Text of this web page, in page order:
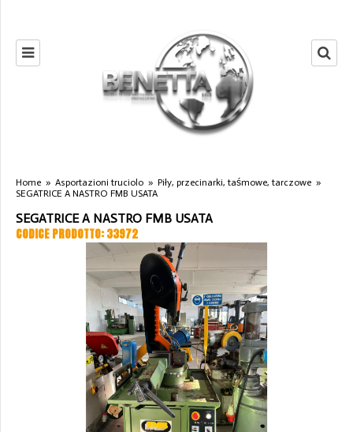
Home » Asportazioni truciolo » Piły, przecinarki, taśmowe, tarczowe »
SEGATRICE A NASTRO FMB USATA
SEGATRICE A NASTRO FMB USATA
CODICE PRODOTTO: 33972